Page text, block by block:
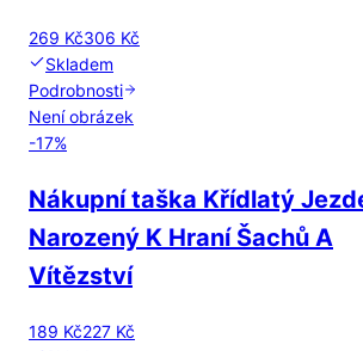
269 Kč306 Kč
Skladem
Podrobnosti
Není obrázek
-17%
Nákupní taška Křídlatý
Narozený K Hraní Šachů A
Vítězství
189 Kč227 Kč